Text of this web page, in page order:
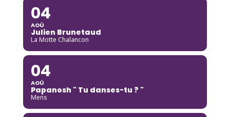
04
AOÛ
Julien Brunetaud
La Motte Chalancon
04
AOÛ
Papanosh " Tu danses-tu ? "
Mens